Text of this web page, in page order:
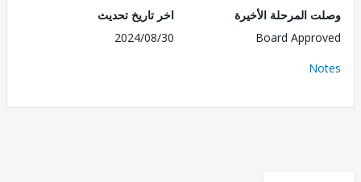
المرحلة الأخيرة
Board
اخر تاريخ تحديث
2024/08/30